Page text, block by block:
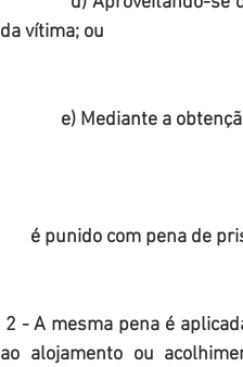
da vítima; ou
e)
é punido com pena de
ao alojamento ou